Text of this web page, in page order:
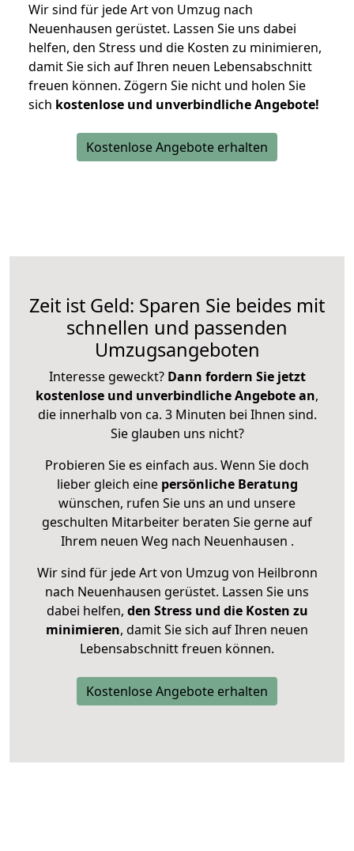
Wir sind für jede Art von Umzug nach
Neuenhausen gerüstet. Lassen Sie uns dabei
helfen, den Stress und die Kosten zu minimieren,
damit Sie sich auf Ihren neuen Lebensabschnitt
freuen können. Zögern Sie nicht und holen Sie
sich kostenlose und unverbindliche Angebote!
Kostenlose Angebote erhalten
Zeit ist Geld: Sparen Sie beides mit
schnellen und passenden
Umzugsangeboten
Interesse geweckt? Dann fordern Sie jetzt
kostenlose und unverbindliche Angebote an,
die innerhalb von ca. 3 Minuten bei Ihnen sind.
Sie glauben uns nicht?
Probieren Sie es einfach aus. Wenn Sie doch
lieber gleich eine persönliche Beratung
wünschen, rufen Sie uns an und unsere
geschulten Mitarbeiter beraten Sie gerne auf
Ihrem neuen Weg nach Neuenhausen .
Wir sind für jede Art von Umzug von Heilbronn
nach Neuenhausen gerüstet. Lassen Sie uns
dabei helfen, den Stress und die Kosten zu
minimieren, damit Sie sich auf Ihren neuen
Lebensabschnitt freuen können.
Kostenlose Angebote erhalten